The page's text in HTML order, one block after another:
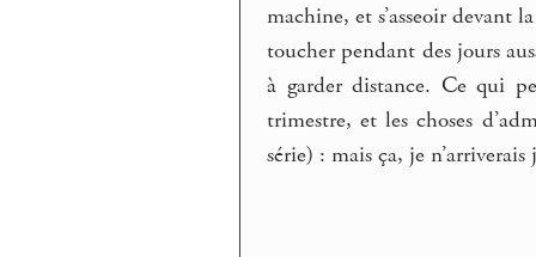
machine, et s’asseoir devant
toucher pendant des jours
à garder distance. Ce qui
trimestre, et les choses
série) : mais ça, je